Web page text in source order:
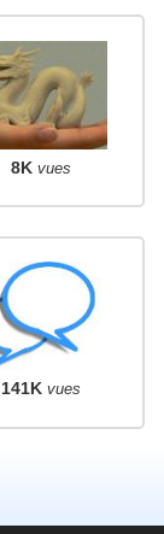
8K vues
141K vues